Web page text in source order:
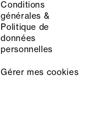
Conditions
générales &
Politique de
données
personnelles
Gérer mes cookies